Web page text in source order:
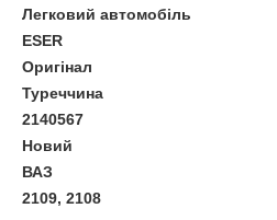
Легковий автомобіль
ESER
Оригінал
Туреччина
2140567
Новий
ВАЗ
2109, 2108